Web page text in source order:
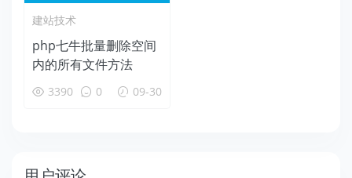
建站技术
php七牛批量删除空间
内的所有文件方法
3390 0 09-30